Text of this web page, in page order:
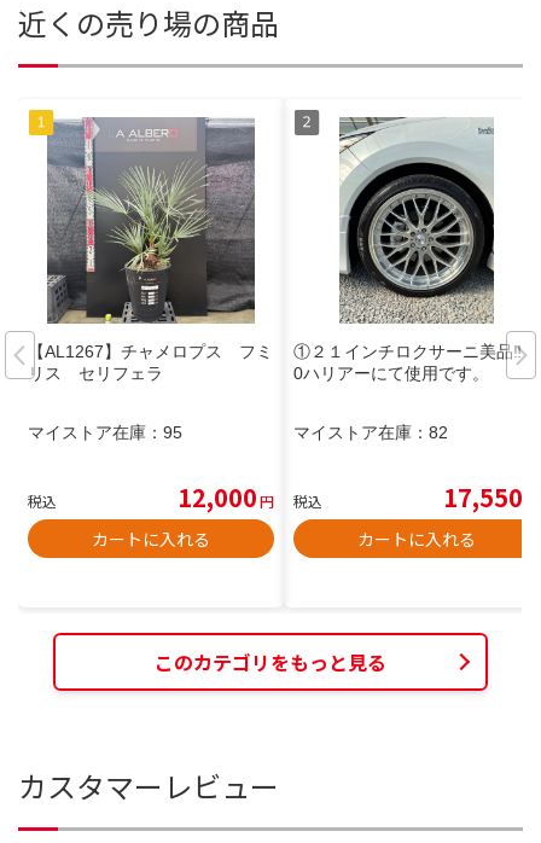
近くの売り場の商品
【AL1267】チャメロプス フミ
リス セリフェラ
マイストア在庫： 95
税込 12,000円
カートに入れる
①２１インチロクサーニ美品‼️8
0ハリアーにて使用です。
マイストア在庫： 82
税込 17,550
カートに入れる
このカテゴリをもっと見る
カスタマーレビュー